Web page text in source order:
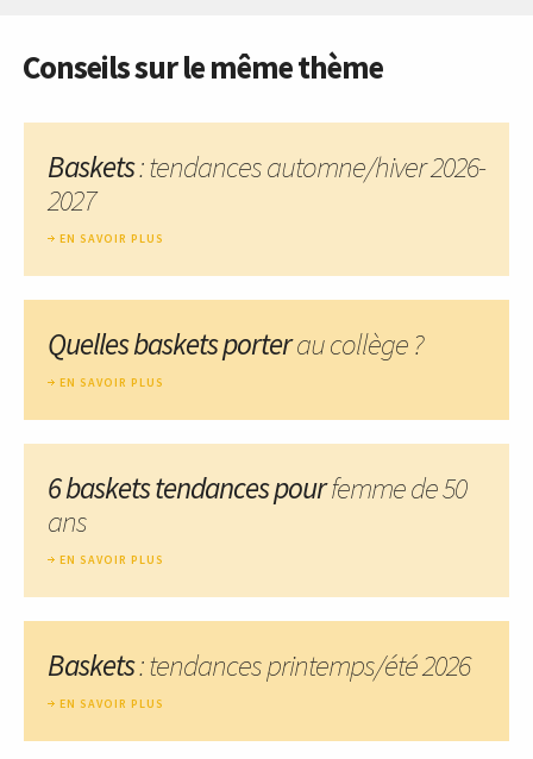
Conseils sur le même thème
Baskets: tendances automne/hiver 2026-
2027
EN SAVOIR PLUS
Quelles baskets porterau collège ?
EN SAVOIR PLUS
6 baskets tendances pourfemme de 50
ans
EN SAVOIR PLUS
Baskets: tendances printemps/été 2026
EN SAVOIR PLUS